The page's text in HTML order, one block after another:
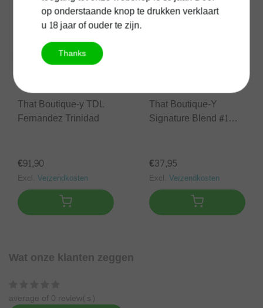
That Boutique-y TDL
Fernandez Trinidad
€91,90
Excl. Verzendkosten
That Boutique-Y
Signature Blend #1
€37,95
Excl. Verzendkosten
Wat onze klanten zeggen
average of 0 review(s)
op onderstaande knop te drukken verklaart
u 18 jaar of ouder te zijn.
Thanks